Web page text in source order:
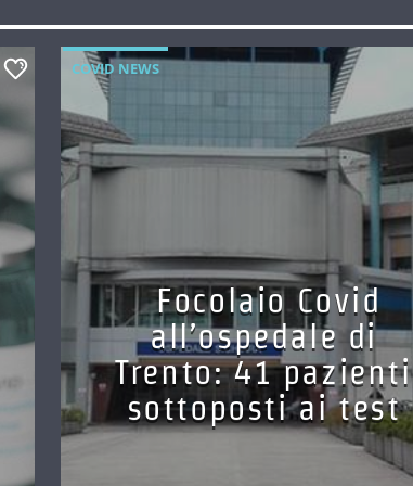
COVID NEWS
Focolaio Covid
all’ospedale di
Trento: 41 pazienti
sottoposti ai test